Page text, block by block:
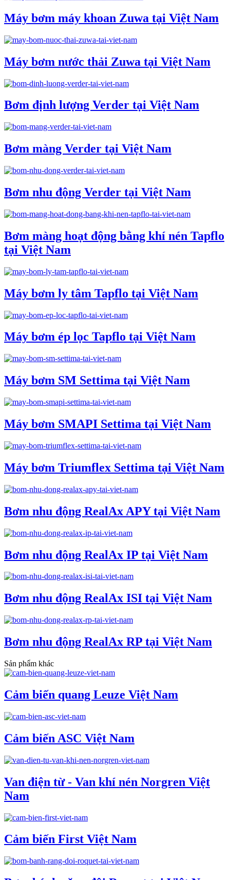
Máy bơm máy khoan Zuwa tại Việt Nam
Máy bơm nước thải Zuwa tại Việt Nam
Bơm định lượng Verder tại Việt Nam
Bơm màng Verder tại Việt Nam
Bơm nhu động Verder tại Việt Nam
Bơm màng hoạt động bằng khí nén Tapflo
tại Việt Nam
Máy bơm ly tâm Tapflo tại Việt Nam
Máy bơm ép lọc Tapflo tại Việt Nam
Máy bơm SM Settima tại Việt Nam
Máy bơm SMAPI Settima tại Việt Nam
Máy bơm Triumflex Settima tại Việt Nam
Bơm nhu động RealAx APY tại Việt Nam
Bơm nhu động RealAx IP tại Việt Nam
Bơm nhu động RealAx ISI tại Việt Nam
Bơm nhu động RealAx RP tại Việt Nam
Sản phẩm khác
Cảm biến quang Leuze Việt Nam
Cảm biến ASC Việt Nam
Van điện từ - Van khí nén Norgren Việt
Nam
Cảm biến First Việt Nam